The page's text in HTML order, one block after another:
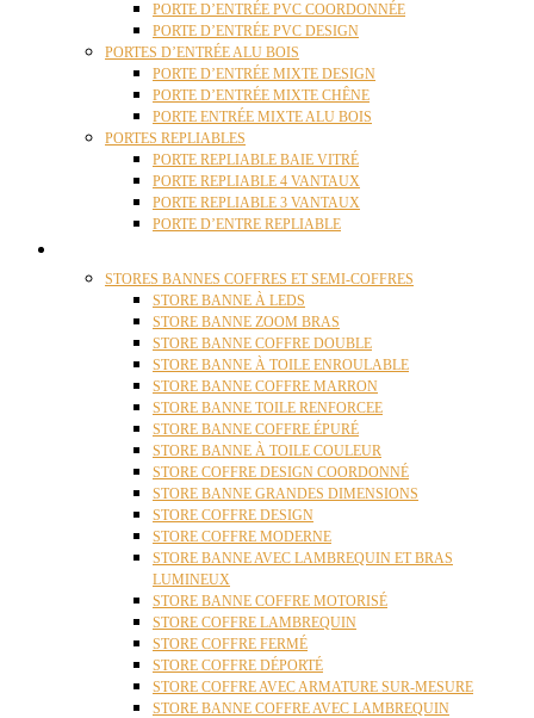
PORTE D’ENTRÉE PVC COORDONNÉE
PORTE D’ENTRÉE PVC DESIGN
PORTES D’ENTRÉE ALU BOIS
PORTE D’ENTRÉE MIXTE DESIGN
PORTE D’ENTRÉE MIXTE CHÊNE
PORTE ENTRÉE MIXTE ALU BOIS
PORTES REPLIABLES
PORTE REPLIABLE BAIE VITRÉ
PORTE REPLIABLE 4 VANTAUX
PORTE REPLIABLE 3 VANTAUX
PORTE D’ENTRE REPLIABLE
STORES BANNES COFFRES ET SEMI-COFFRES
STORE BANNE À LEDS
STORE BANNE ZOOM BRAS
STORE BANNE COFFRE DOUBLE
STORE BANNE À TOILE ENROULABLE
STORE BANNE COFFRE MARRON
STORE BANNE TOILE RENFORCEE
STORE BANNE COFFRE ÉPURÉ
STORE BANNE À TOILE COULEUR
STORE COFFRE DESIGN COORDONNÉ
STORE BANNE GRANDES DIMENSIONS
STORE COFFRE DESIGN
STORE COFFRE MODERNE
STORE BANNE AVEC LAMBREQUIN ET BRAS
LUMINEUX
STORE BANNE COFFRE MOTORISÉ
STORE COFFRE LAMBREQUIN
STORE COFFRE FERMÉ
STORE COFFRE DÉPORTÉ
STORE COFFRE AVEC ARMATURE SUR-MESURE
STORE BANNE COFFRE AVEC LAMBREQUIN